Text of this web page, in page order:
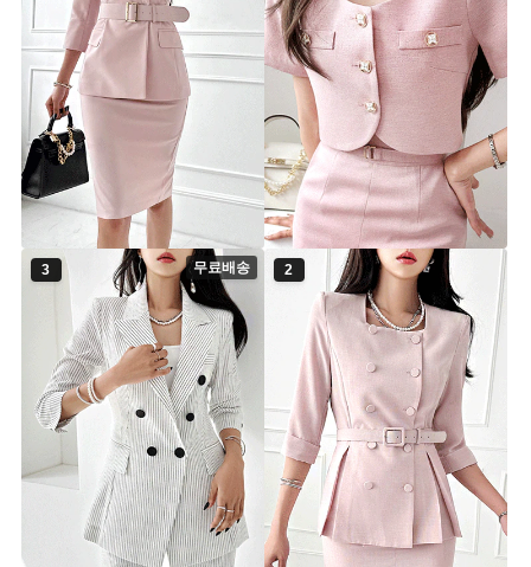
마린 자켓 (벨트SET)
jk6469 [44.5~66.5] 3color
89,900원
카이 반팔자켓
jk6838 [44~66] 3color
79,900원
무료배송
3
이브 스트라이프 자켓
jk6489 [44.5~66.5] 2color
2
젝시 자켓 (벨트SET)
▨리미티드 고별전 40%▨
jk6476 [44~66.5] 3color